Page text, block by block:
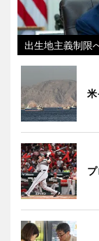
出生地主義制限
米